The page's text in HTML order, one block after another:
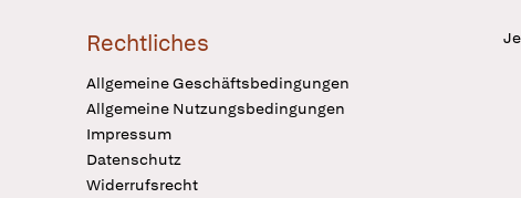
Rechtliches
Allgemeine Geschäftsbedingungen
Allgemeine Nutzungsbedingungen
Impressum
Datenschutz
Widerrufsrecht